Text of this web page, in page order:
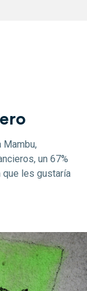
Mambu,
un 67%
les gustaría